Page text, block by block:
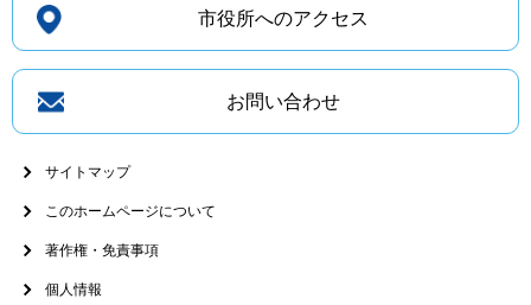
市役所へのアクセス
お問い合わせ
サイトマップ
このホームページについて
著作権・免責事項
個人情報